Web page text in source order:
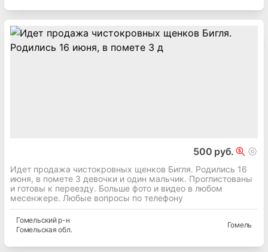
500 руб.
Идет продажа чистокровных щенков Бигля. Родились 16
июня, в помете 3 девочки и один мальчик. Проглистованы
и готовы к переезду. Больше фото и видео в любом
месенжере. Любые вопросы по телефону
Гомельскийр-н
Гомельская обл.
Гомель